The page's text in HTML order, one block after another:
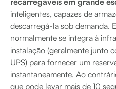
inteligentes, capazes de
descarregá-la sob demanda.
normalmente se integra à
instalação (geralmente junto
UPS) para fornecer um
instantaneamente. Ao
que pode levar mais de 10